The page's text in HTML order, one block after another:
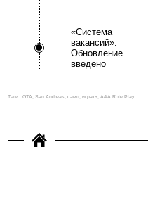
«Система
вакансий».
Обновление
введено
Теги: GTA, San Andreas, самп, играть, A&A Role Play